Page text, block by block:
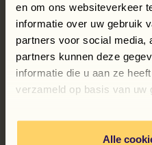
en om ons websiteverkeer
informatie over uw gebruik
partners voor social media,
partners kunnen deze
informatie die u aan ze
verzameld op basis van uw
Alle